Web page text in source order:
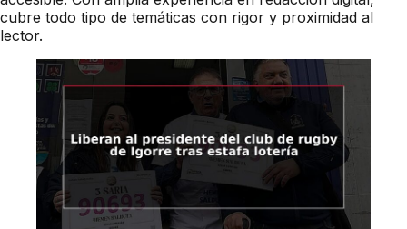
cubre todo tipo de temáticas con rigor y proximidad al
lector.